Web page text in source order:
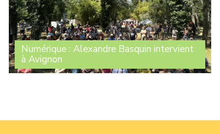
Numérique : Alexandre Basquin intervient
à Avignon
Dans le cadre de la Fête de la Marseillaise, organisée